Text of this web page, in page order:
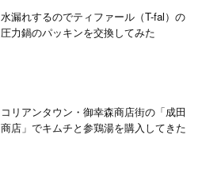
水漏れするのでティファール（T-fal）の
圧力鍋のパッキンを交換してみた
コリアンタウン・御幸森商店街の「成田
商店」でキムチと参鶏湯を購入してきた